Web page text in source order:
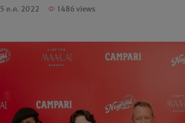
5 ต.ค. 2022 1486 views